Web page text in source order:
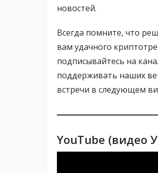
новостей.
Всегда помните, что
вам удачного
подписывайтесь на
поддерживать наших
встречи в следующем
YouTube (видео